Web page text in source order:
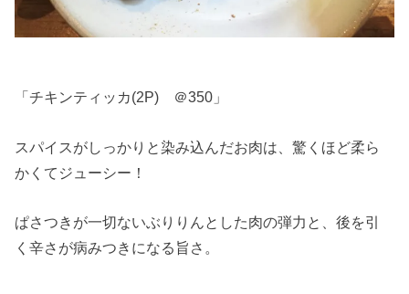
「チキンティッカ(2P) ＠350」
スパイスがしっかりと染み込んだお肉は、驚くほど柔ら
かくてジューシー！
ぱさつきが一切ないぶりりんとした肉の弾力と、後を引
く辛さが病みつきになる旨さ。